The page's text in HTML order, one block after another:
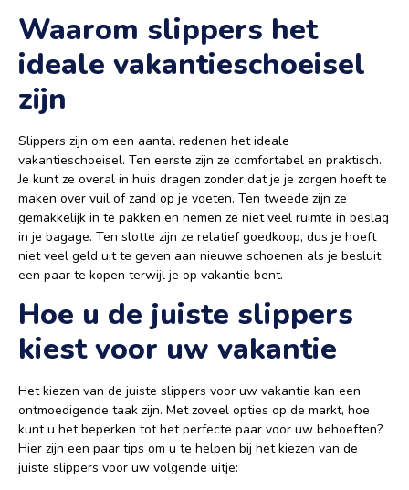
Waarom slippers het
ideale vakantieschoeisel
zijn
Slippers zijn om een aantal redenen het ideale
vakantieschoeisel. Ten eerste zijn ze comfortabel en praktisch.
Je kunt ze overal in huis dragen zonder dat je je zorgen hoeft te
maken over vuil of zand op je voeten. Ten tweede zijn ze
gemakkelijk in te pakken en nemen ze niet veel ruimte in beslag
in je bagage. Ten slotte zijn ze relatief goedkoop, dus je hoeft
niet veel geld uit te geven aan nieuwe schoenen als je besluit
een paar te kopen terwijl je op vakantie bent.
Hoe u de juiste slippers
kiest voor uw vakantie
Het kiezen van de juiste slippers voor uw vakantie kan een
ontmoedigende taak zijn. Met zoveel opties op de markt, hoe
kunt u het beperken tot het perfecte paar voor uw behoeften?
Hier zijn een paar tips om u te helpen bij het kiezen van de
juiste slippers voor uw volgende uitje: